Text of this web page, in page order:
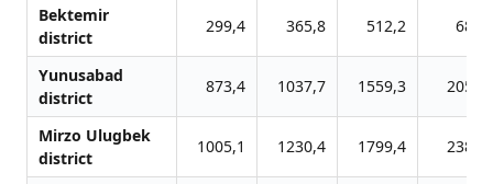
Bektemir
district
299,4 365,8 512,2
Yunusabad
district
873,4 1037,7 1559,3
Mirzo Ulugbek
district
1005,1 1230,4 1799,4